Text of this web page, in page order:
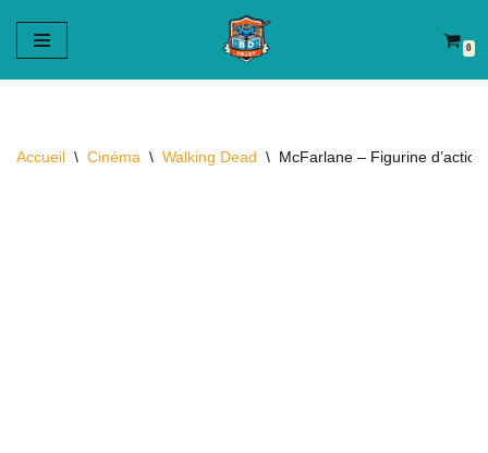
Aller
au
0
Accueil \ Cinéma \ Walking Dead \ McFarlane – Figurine